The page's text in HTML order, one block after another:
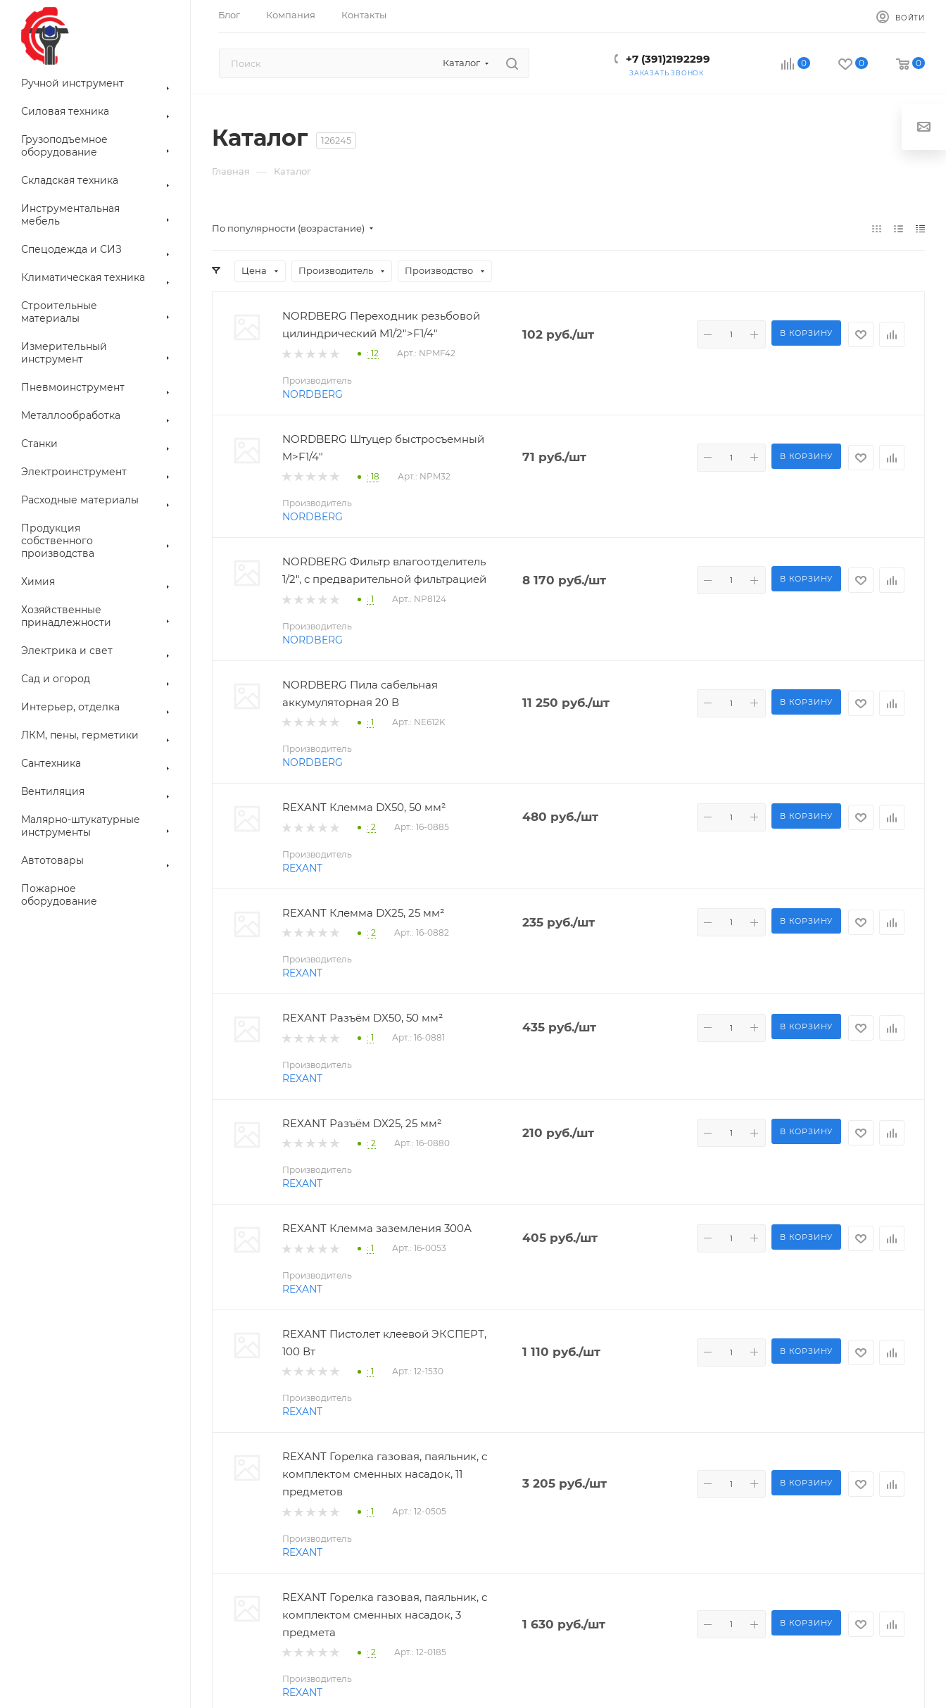
Блог Компания Контакты ВОЙТИ
Каталог +7 (391)2192299
ЗАКАЗАТЬ ЗВОНОК
0 0 0
Ручной инструмент
Силовая техника
Грузоподъемное
оборудование
Складская техника
Инструментальная
мебель
Спецодежда и СИЗ
Климатическая техника
Строительные
материалы
Измерительный
инструмент
Пневмоинструмент
Металлообработка
Станки
Электроинструмент
Расходные материалы
Продукция
собственного
производства
Химия
Хозяйственные
принадлежности
Электрика и свет
Сад и огород
Интерьер, отделка
ЛКМ, пены, герметики
Сантехника
Вентиляция
Малярно-штукатурные
инструменты
Автотовары
Пожарное
оборудование
Каталог 126245
Главная — Каталог
По популярности (возрастание)
Цена Производитель Производство
NORDBERG Переходник резьбовой
цилиндрический M1/2">F1/4"
: 12 Арт.: NPMF42
102руб./шт В КОРЗИНУ
Производитель
NORDBERG
NORDBERG Штуцер быстросъемный
M>F1/4"
: 18 Арт.: NPM32
71 руб./шт В КОРЗИНУ
Производитель
NORDBERG
NORDBERG Фильтр влагоотделитель
1/2", с предварительной фильтрацией
: 1 Арт.: NP8124
8 170 руб./шт В КОРЗИНУ
Производитель
NORDBERG
NORDBERG Пила сабельная
аккумуляторная 20 В
: 1 Арт.: NE612K
11 250 руб./шт В КОРЗИНУ
Производитель
NORDBERG
REXANT Клемма DX50, 50 мм²
: 2 Арт.: 16-0885
480 руб./шт В КОРЗИНУ
Производитель
REXANT
REXANT Клемма DX25, 25 мм²
: 2 Арт.: 16-0882
235руб./шт В КОРЗИНУ
Производитель
REXANT
REXANT Разъём DX50, 50 мм²
: 1 Арт.: 16-0881
435руб./шт В КОРЗИНУ
Производитель
REXANT
REXANT Разъём DX25, 25 мм²
: 2 Арт.: 16-0880
210 руб./шт В КОРЗИНУ
Производитель
REXANT
REXANT Клемма заземления 300А
: 1 Арт.: 16-0053
405руб./шт В КОРЗИНУ
Производитель
REXANT
REXANT Пистолет клеевой ЭКСПЕРТ,
100 Вт
: 1 Арт.: 12-1530
1 110 руб./шт В КОРЗИНУ
Производитель
REXANT
REXANT Горелка газовая, паяльник, с
комплектом сменных насадок, 11
предметов
: 1 Арт.: 12-0505
3 205руб./шт В КОРЗИНУ
Производитель
REXANT
REXANT Горелка газовая, паяльник, с
комплектом сменных насадок, 3
предмета
: 2 Арт.: 12-0185
1 630 руб./шт В КОРЗИНУ
Производитель
REXANT